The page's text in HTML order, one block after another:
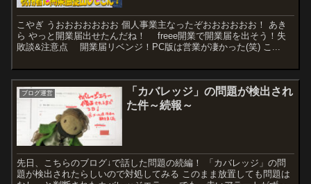
こやぎ うおおおおおおお 個人事業主なったぞおおおおおお！ あき
ら やっと開業届出せたんだね！ freee開業で開業届を出そう！失
敗談&注意点 開業届リベンジ！PC版は営業が凄かった(笑) こ...
ブログ運営
「カバレッジ」の問題が検出され
た件～続報～
先日、こちらのブログ↓で話した問題の続編！ 「カバレッジ」の問
題が検出されたらしいので対処してみる このまま放置しても問題は